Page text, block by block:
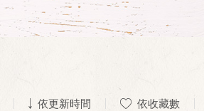
依更新時間 依收藏數